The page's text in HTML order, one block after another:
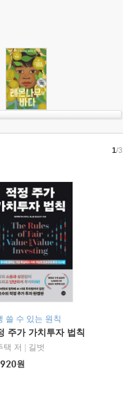
쓸 수 있는 원칙
주가 가치투자 법칙
택 저
길벗
원
1/3